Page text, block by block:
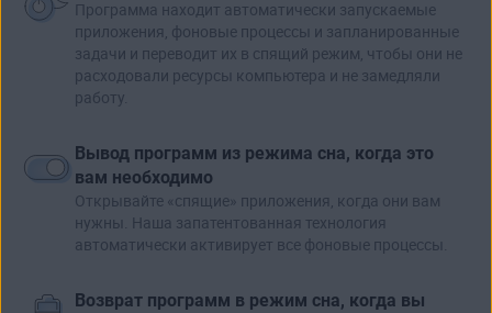
Программа находит автоматически запускаемые
приложения, фоновые процессы и запланированные
задачи и переводит их в спящий режим, чтобы они не
расходовали ресурсы компьютера и не замедляли
работу.
Вывод программ из режима сна, когда это
вам необходимо
Открывайте «спящие» приложения, когда они вам
нужны. Наша запатентованная технология
автоматически активирует все фоновые процессы.
Возврат программ в режим сна, когда вы